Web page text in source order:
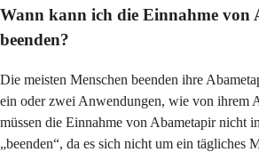
Wann kann ich die Einnahme von
beenden?
Die meisten Menschen beenden ihre
ein oder zwei Anwendungen, wie von ihrem
müssen die Einnahme von Abametapir nicht
„beenden“, da es sich nicht um ein tägliches